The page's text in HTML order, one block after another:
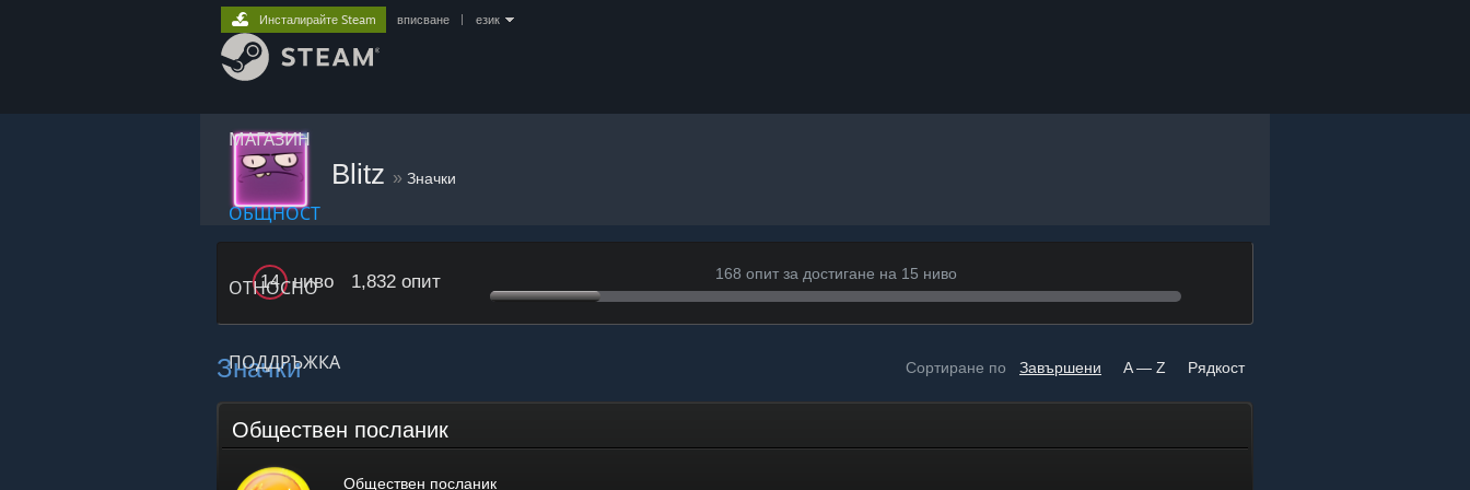
МАГАЗИН
ОБЩНОСТ
ОТНОСНО
ПОДДРЪЖКА
Инсталирайте Steam вписване език
Blitz » Значки
14 ниво 1,832 опит 168 опит за достигане на 15 ниво
Сортиране по Завършени A — Z Рядкост
Значки
Обществен посланик
Обществен посланик